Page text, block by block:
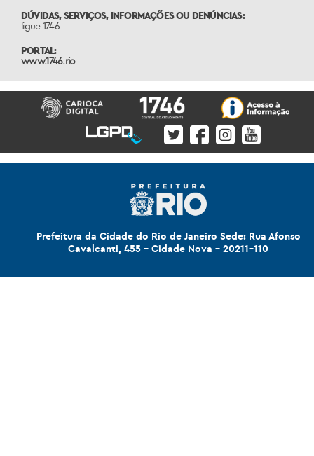
DÚVIDAS, SERVIÇOS, INFORMAÇÕES OU DENÚNCIAS:
ligue 1746.
PORTAL:
www.1746.rio
Prefeitura da Cidade do Rio de Janeiro Sede: Rua Afonso
Cavalcanti, 455 - Cidade Nova - 20211-110